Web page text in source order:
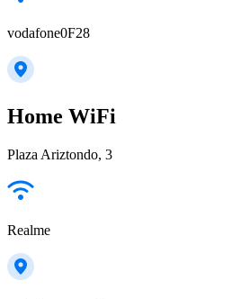
vodafone0F28
Home WiFi
Plaza Ariztondo, 3
Realme